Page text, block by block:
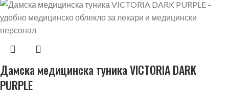
Дамска медицинска туника VICTORIA DARK
PURPLE